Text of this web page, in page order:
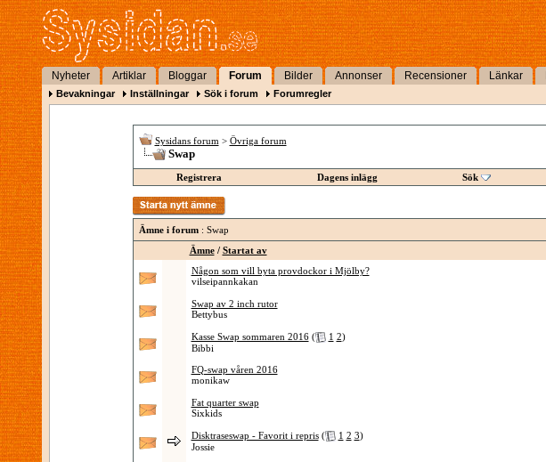
Nyheter Artiklar Bloggar Forum Bilder Annonser Recensioner Länkar
Bevakningar Inställningar Sök i forum Forumregler
Sysidans forum > Övriga forum
Swap
Registrera
Dagens inlägg Sök
Ämne i forum: Swap
Ämne/ Startat av
Någon som vill byta provdockor i Mjölby?
vilseipannkakan
Swap av 2 inch rutor
Bettybus
Kasse Swap sommaren 2016 ( 1 2)
Bibbi
FQ-swap våren 2016
monikaw
Fat quarter swap
Sixkids
Disktraseswap - Favorit i repris ( 1 2 3)
Jossie